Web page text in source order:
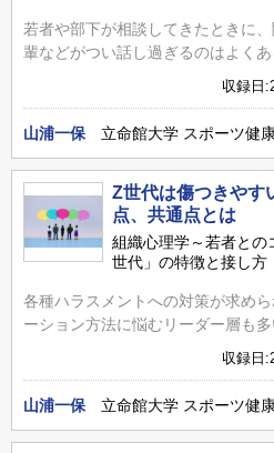
若者や部下が相談してきたときに
輩などがつい話し過ぎるのはよくあ
収録日
山浦一保 立命館大学 スポーツ健
Z世代は傷つきや
点、共通点とは
組織心理学～若者との
世代」の特徴と接し方
各種ハラスメントへの対策が求め
ーション方法に悩むリーダー層も多
収録日
山浦一保 立命館大学 スポーツ健